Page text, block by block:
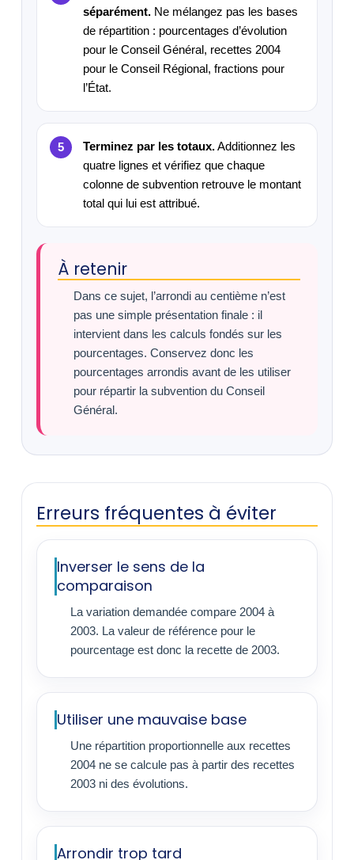
séparément. Ne mélangez pas les bases
de répartition : pourcentages d’évolution
pour le Conseil Général, recettes 2004
pour le Conseil Régional, fractions pour
l’État.
Terminez par les totaux.Additionnez les
quatre lignes et vérifiez que chaque
colonne de subvention retrouve le montant
total qui lui est attribué.
À retenir
Dans ce sujet, l’arrondi au centième n’est
pas une simple présentation finale : il
intervient dans les calculs fondés sur les
pourcentages. Conservez donc les
pourcentages arrondis avant de les utiliser
pour répartir la subvention du Conseil
Général.
Erreurs fréquentes à éviter
Inverser le sens de la
comparaison
La variation demandée compare 2004 à
2003. La valeur de référence pour le
pourcentage est donc la recette de 2003.
Utiliser une mauvaise base
Une répartition proportionnelle aux recettes
2004 ne se calcule pas à partir des recettes
2003 ni des évolutions.
Arrondir trop tard